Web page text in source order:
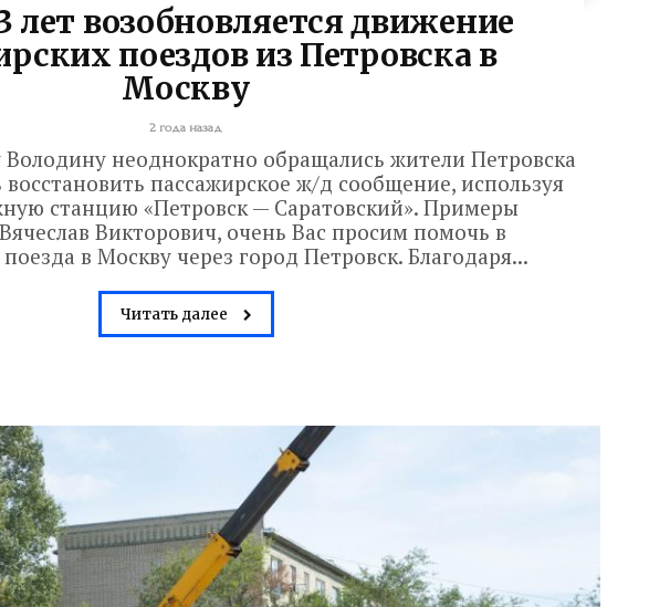
лет возобновляется движение
поездов из Петровска в
Москву
2 года назад
Володину неоднократно обращались жители Петровска
пассажирское ж/д сообщение, используя
станцию «Петровск — Саратовский». Примеры
Викторович, очень Вас просим помочь в
в Москву через город Петровск. Благодаря...
Читать далее